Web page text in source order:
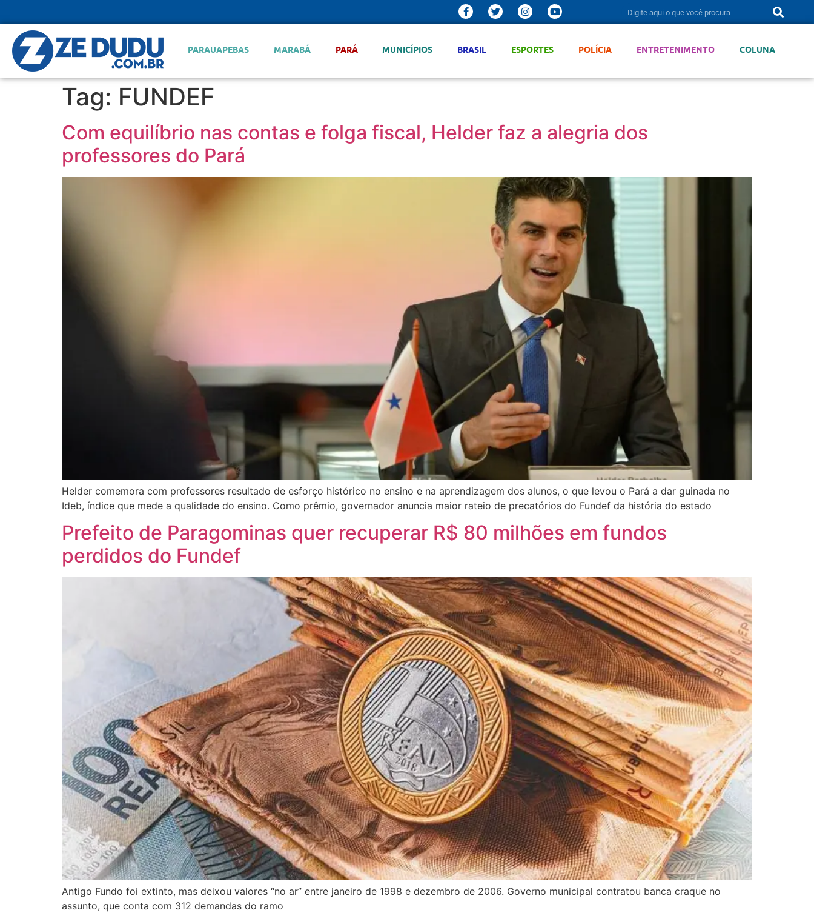
PARAUAPEBAS MARABÁ PARÁ MUNICÍPIOS BRASIL ESPORTES POLÍCIA ENTRETENIMENTO COLUNA
Tag: FUNDEF
Com equilíbrio nas contas e folga fiscal, Helder faz a alegria dos
professores do Pará
Helder comemora com professores resultado de esforço histórico no ensino e na aprendizagem dos alunos, o que levou o Pará a dar guinada no
Ideb, índice que mede a qualidade do ensino. Como prêmio, governador anuncia maior rateio de precatórios do Fundef da história do estado
Prefeito de Paragominas quer recuperar R$ 80 milhões em fundos
perdidos do Fundef
Antigo Fundo foi extinto, mas deixou valores “no ar” entre janeiro de 1998 e dezembro de 2006. Governo municipal contratou banca craque no
assunto, que conta com 312 demandas do ramo